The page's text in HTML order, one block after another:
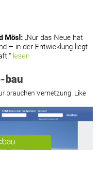
Mösl : „Nur das Neue hat
– in der Entwicklung liegt
lesen
Mösl: „Man wollte wohl
machen statt neue Produkte
lesen
bau
brauchen Vernetzung. Like